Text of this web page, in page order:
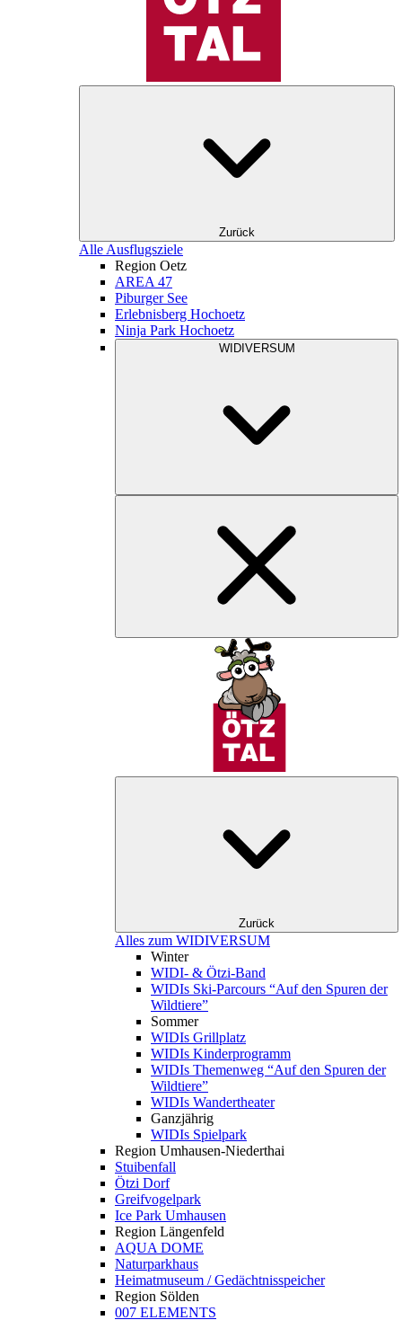
Zurück
Alle Ausflugsziele
Region Oetz
AREA 47
Piburger See
Erlebnisberg Hochoetz
Ninja Park Hochoetz
WIDIVERSUM
Zurück
Alles zum WIDIVERSUM
Winter
WIDI- & Ötzi-Band
WIDIs Ski-Parcours “Auf den Spuren der
Wildtiere”
Sommer
WIDIs Grillplatz
WIDIs Kinderprogramm
WIDIs Themenweg “Auf den Spuren der
Wildtiere”
WIDIs Wandertheater
Ganzjährig
WIDIs Spielpark
Region Umhausen-Niederthai
Stuibenfall
Ötzi Dorf
Greifvogelpark
Ice Park Umhausen
Region Längenfeld
AQUA DOME
Naturparkhaus
Heimatmuseum / Gedächtnisspeicher
Region Sölden
007 ELEMENTS